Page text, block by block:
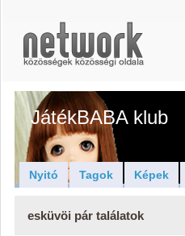
JátékBABA klub
Nyitó Tagok Képek
esküvöi pár találatok